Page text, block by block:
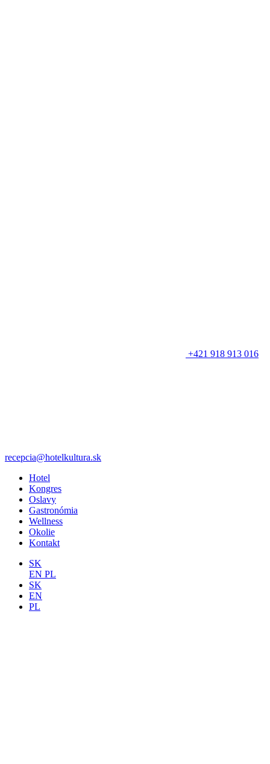
+421 918 913 016
recepcia@hotelkultura.sk
Hotel
Kongres
Oslavy
Gastronómia
Wellness
Okolie
Kontakt
SK
EN PL
SK
EN
PL